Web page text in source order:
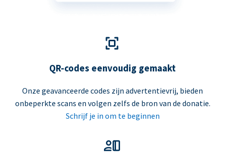
QR-codes eenvoudig gemaakt
Onze geavanceerde codes zijn advertentievrij, bieden
onbeperkte scans en volgen zelfs de bron van de donatie.
Schrijf je in om te beginnen